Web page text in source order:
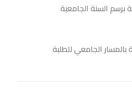
برسم السنة الجامعية
الجامعي للطلبة